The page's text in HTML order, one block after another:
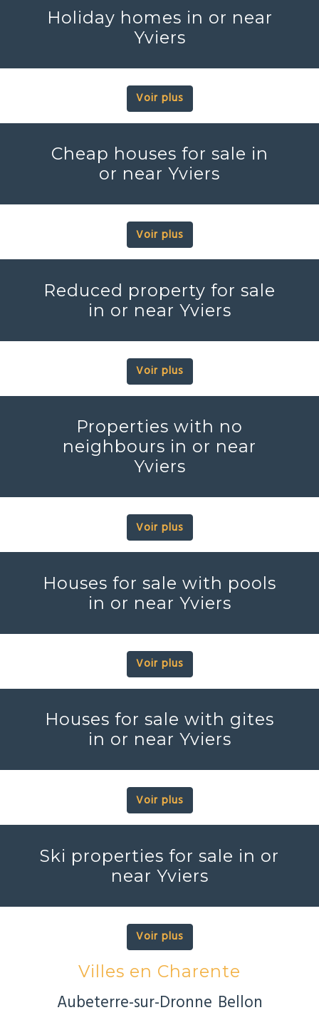
Holiday homes in or near
Yviers
Voir plus
Cheap houses for sale in
or near Yviers
Voir plus
Reduced property for sale
in or near Yviers
Voir plus
Properties with no
neighbours in or near
Yviers
Voir plus
Houses for sale with pools
in or near Yviers
Voir plus
Houses for sale with gites
in or near Yviers
Voir plus
Ski properties for sale in or
near Yviers
Voir plus
Villes en Charente
Aubeterre-sur-Dronne Bellon